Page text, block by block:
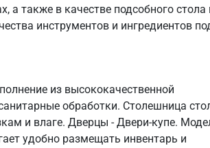
также в качестве подсобного стола
инструментов и ингредиентов
из высококачественной
обработки. Столешница
и влаге. Дверцы - Двери-купе.
удобно размещать инвентарь и